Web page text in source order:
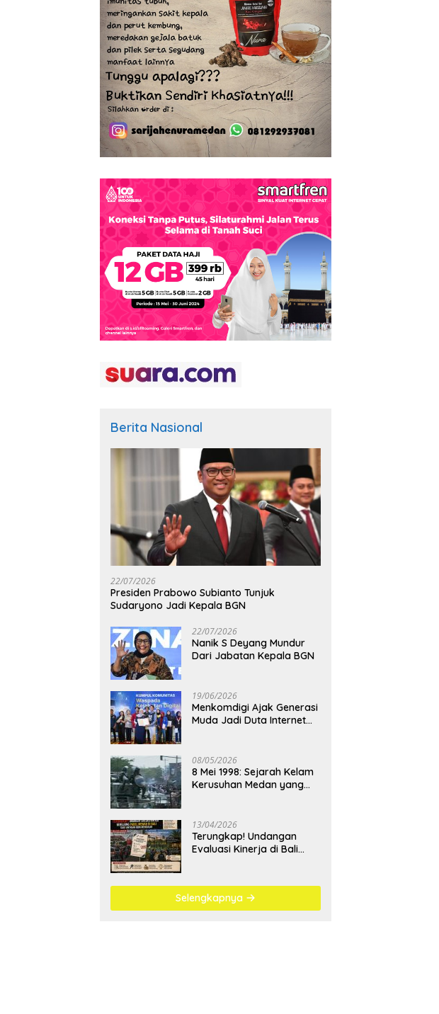
Berita Nasional
22/07/2026
Presiden Prabowo Subianto Tunjuk
Sudaryono Jadi Kepala BGN
22/07/2026
Nanik S Deyang Mundur
Dari Jabatan Kepala BGN
19/06/2026
Menkomdigi Ajak Generasi
Muda Jadi Duta Internet
08/05/2026
8 Mei 1998: Sejarah Kelam
Kerusuhan Medan yang
13/04/2026
Terungkap! Undangan
Evaluasi Kinerja di Bali
Mengular
Selengkapnya